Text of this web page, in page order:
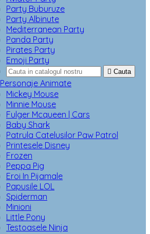
Party Buburuze
Party Albinute
Mediterranean Party
Panda Party
Pirates Party
Emoji Party
 Cauta
Personaje Animate
Mickey Mouse
Minnie Mouse
Fulger Mcqueen | Cars
Baby Shark
Patrula Catelusilor Paw Patrol
Printesele Disney
Frozen
Peppa Pig
Eroi In Pijamale
Papusile LOL
Spiderman
Minioni
Little Pony
Testoasele Ninja